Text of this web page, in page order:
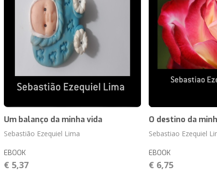
Um balanço da minha vida
Sebastião Ezequiel Lima
EBOOK
€ 5,37
O destino da
Sebastiao Ezequiel
EBOOK
€ 6,75